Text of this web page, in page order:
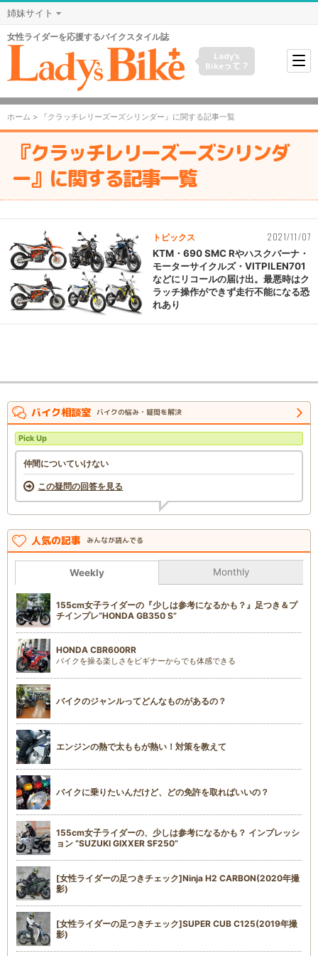
姉妹サイト
女性ライダーを応援するバイクスタイル誌
Lady's
Bikeって？
ホーム > 『クラッチレリーズーズシリンダー』に関する記事一覧
『クラッチレリーズーズシリンダ
ー』に関する記事一覧
トピックス 2021/11/07
KTM・690 SMC Rやハスクバーナ・
モーターサイクルズ・VITPILEN701
などにリコールの届け出。最悪時はク
ラッチ操作ができず走行不能になる恐
れあり
バイク相談室 バイクの悩み・疑問を解決
Pick Up
仲間についていけない
この疑問の回答を見る
人気の記事 みんなが読んでる
Weekly Monthly
155cm女子ライダーの『少しは参考になるかも？』足つき＆プ
チインプレ“HONDA GB350 S”
HONDA CBR600RR
バイクを操る楽しさをビギナーからでも体感できる
バイクのジャンルってどんなものがあるの？
エンジンの熱で太ももが熱い！対策を教えて
バイクに乗りたいんだけど、どの免許を取ればいいの？
155cm女子ライダーの、少しは参考になるかも？ インプレッシ
ョン “SUZUKI GIXXER SF250”
[女性ライダーの足つきチェック]Ninja H2 CARBON(2020年撮
影)
[女性ライダーの足つきチェック]SUPER CUB C125(2019年撮
影)